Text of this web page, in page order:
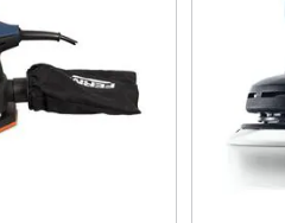
Coltivazione e
Irrigazione
Carriola